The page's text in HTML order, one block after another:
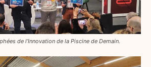
de l’Innovation de la Piscine de Demain.